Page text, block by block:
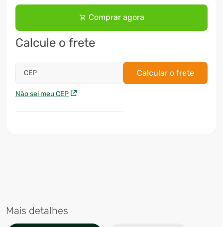
Comprar agora
Calcule o frete
CEP
Não sei meu CEP
Calcular o frete
Mais detalhes